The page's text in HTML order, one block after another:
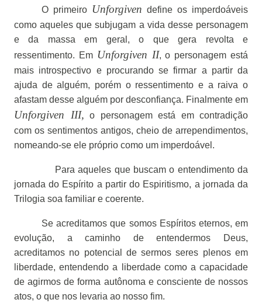
O primeiro Unforgivendefine os imperdoáveis
como aqueles que subjugam a vida desse personagem
e da massa em geral, o que gera revolta e
ressentimento. Em Unforgiven II, o personagem está
mais introspectivo e procurando se firmar a partir da
ajuda de alguém, porém o ressentimento e a raiva o
afastam desse alguém por desconfiança. Finalmente em
Unforgiven III, o personagem está em contradição
com os sentimentos antigos, cheio de arrependimentos,
nomeando-se ele próprio como um imperdoável.
Para aqueles que buscam o entendimento da
jornada do Espírito a partir do Espiritismo, a jornada da
Trilogia soa familiar e coerente.
Se acreditamos que somos Espíritos eternos, em
evolução, a caminho de entendermos Deus,
acreditamos no potencial de sermos seres plenos em
liberdade, entendendo a liberdade como a capacidade
de agirmos de forma autônoma e consciente de nossos
atos, o que nos levaria ao nosso fim.